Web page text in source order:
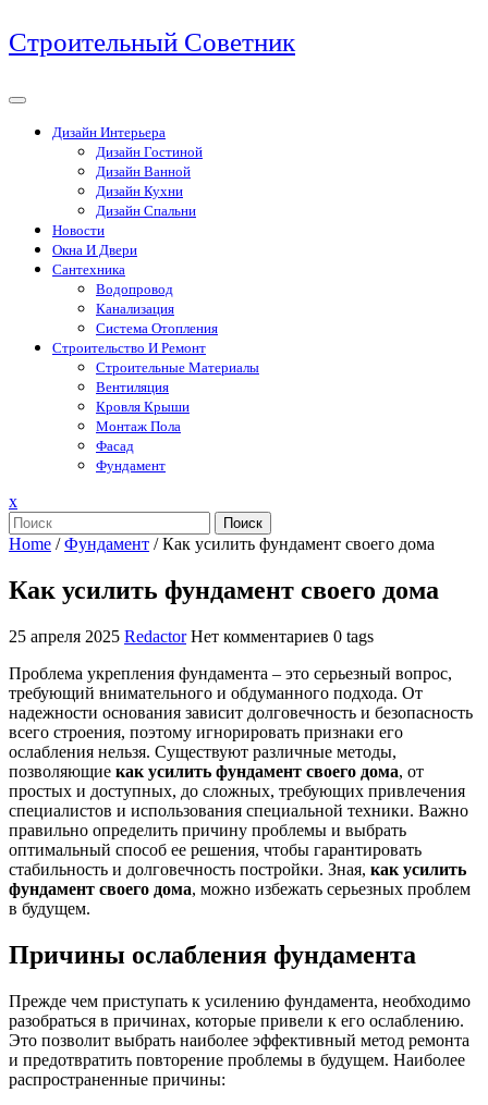
Перейти
к
Строительный Советник
Дизайн Интерьера
Дизайн Гостиной
Дизайн Ванной
Дизайн Кухни
Дизайн Спальни
Новости
Окна И Двери
Сантехника
Водопровод
Канализация
Система Отопления
Строительство И Ремонт
Строительные Материалы
Вентиляция
Кровля Крыши
Монтаж Пола
Фасад
Фундамент
xЗакрыть
меню
Поиск
Home /Фундамент /Как усилить фундамент своего дома
Как усилить фундамент своего дома
25 апреля 2025 Redactor Нет комментариев 0 tags
Проблема укрепления фундамента – это серьезный вопрос,
требующий внимательного и обдуманного подхода. От
надежности основания зависит долговечность и безопасность
всего строения, поэтому игнорировать признаки его
ослабления нельзя. Существуют различные методы,
позволяющие как усилить фундамент своего дома, от
простых и доступных, до сложных, требующих привлечения
специалистов и использования специальной техники. Важно
правильно определить причину проблемы и выбрать
оптимальный способ ее решения, чтобы гарантировать
стабильность и долговечность постройки. Зная, как усилить
фундамент своего дома, можно избежать серьезных проблем
в будущем.
Причины ослабления фундамента
Прежде чем приступать к усилению фундамента, необходимо
разобраться в причинах, которые привели к его ослаблению.
Это позволит выбрать наиболее эффективный метод ремонта
и предотвратить повторение проблемы в будущем. Наиболее
распространенные причины: